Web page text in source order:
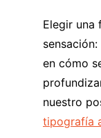
Elegir una
en cómo
nuestro
tipografía